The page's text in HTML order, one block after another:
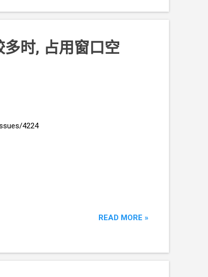
多时, 占用窗口空
4224
READ MORE »